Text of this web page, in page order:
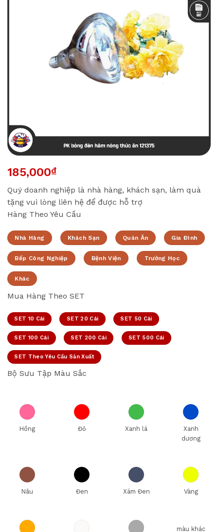
185,000₫
Quý doanh nghiệp là nhà hàng, khách sạn, làm quà
tặng vui lòng liên hệ để được hỗ trợ
Hàng Theo Yêu Cầu
Nhà Hàng Khách Sạn Quán Ăn Gia Đình
Bếp Công Nghiệp Bệnh Viện Trường Học
Khác
Mua Hàng Theo SET
SET 10 Cái SET 20 Cái SET 50 Cái
SET 100 Cái SET 200 Cái SET 500 Cái
SET Theo Yêu Cầu Sản Xuất
Bộ Sưu Tập Màu Sắc
Hồng Đỏ Xanh lá
Xanh
dương
Nâu Đen Xám Đen Vàng
màu khác